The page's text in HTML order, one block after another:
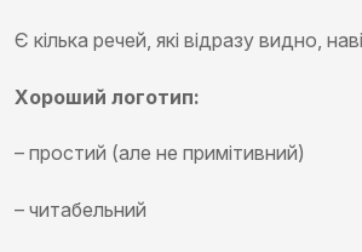
Є кілька речей, які відразу видно,
Хороший логотип:
– простий (але не примітивний)
– читабельний